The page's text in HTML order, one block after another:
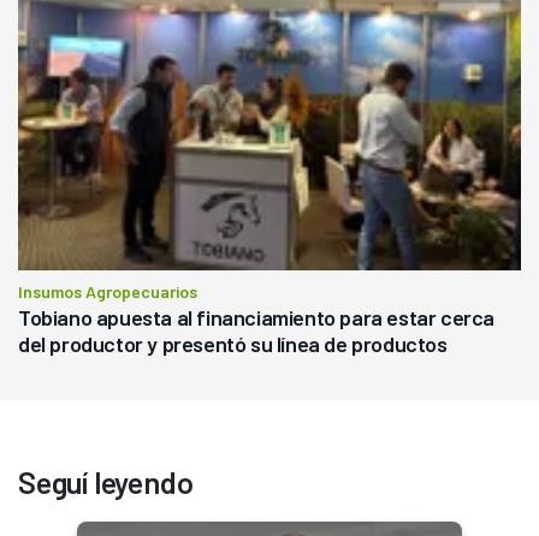
Insumos Agropecuarios
Tobiano apuesta al financiamiento para estar cerca
del productor y presentó su línea de productos
Seguí leyendo